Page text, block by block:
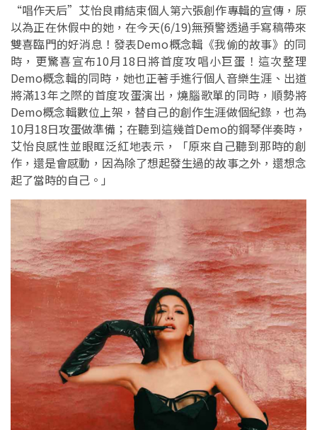
“唱作天后”艾怡良甫結束個人第六張創作專輯的宣傳，原
以為正在休假中的她，在今天(6/19)無預警透過手寫稿帶來
雙喜臨門的好消息！發表Demo概念輯《我偷的故事》的同
時，更驚喜宣布10月18日將首度攻唱小巨蛋！這次整理
Demo概念輯的同時，她也正著手進行個人音樂生涯、出道
將滿13年之際的首度攻蛋演出，燒腦歌單的同時，順勢將
Demo概念輯數位上架，替自己的創作生涯做個紀錄，也為
10月18日攻蛋做準備；在聽到這幾首Demo的鋼琴伴奏時，
艾怡良感性並眼眶泛紅地表示，「原來自己聽到那時的創
作，還是會感動，因為除了想起發生過的故事之外，還想念
起了當時的自己。」